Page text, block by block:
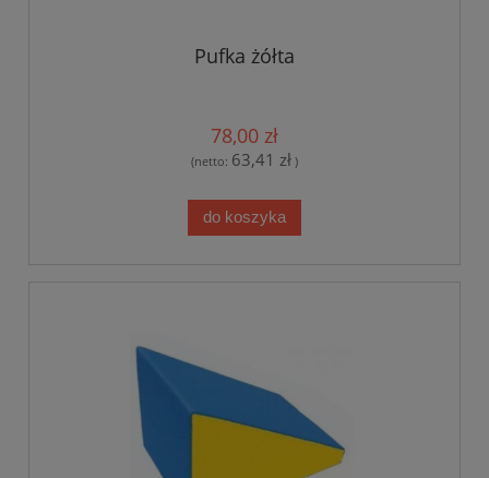
Pufka żółta
78,00 zł
(netto: 63,41 zł )
do koszyka